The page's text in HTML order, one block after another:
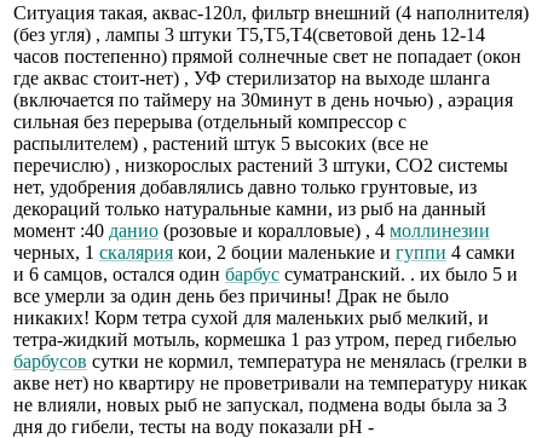
Ситуация такая, аквас-120л, фильтр внешний (4 наполнителя)
(без угля) , лампы 3 штуки Т5,Т5,Т4(световой день 12-14
часов постепенно) прямой солнечные свет не попадает (окон
где аквас стоит-нет) , УФ стерилизатор на выходе шланга
(включается по таймеру на 30минут в день ночью) , аэрация
сильная без перерыва (отдельный компрессор с
распылителем) , растений штук 5 высоких (все не
перечислю) , низкорослых растений 3 штуки, CO2 системы
нет, удобрения добавлялись давно только грунтовые, из
декораций только натуральные камни, из рыб на данный
момент :40 данио (розовые и коралловые) , 4 моллинезии
черных, 1 скалярия кои, 2 боции маленькие и гуппи 4 самки
и 6 самцов, остался один барбус суматранский. . их было 5 и
все умерли за один день без причины! Драк не было
никаких! Корм тетра сухой для маленьких рыб мелкий, и
тетра-жидкий мотыль, кормешка 1 раз утром, перед гибелью
барбусов сутки не кормил, температура не менялась (грелки в
акве нет) но квартиру не проветривали на температуру никак
не влияли, новых рыб не запускал, подмена воды была за 3
дня до гибели, тесты на воду показали pH -